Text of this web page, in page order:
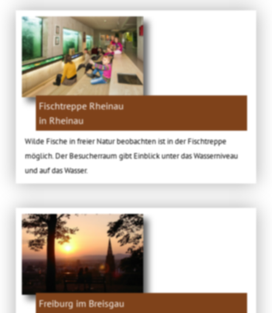
Fischtreppe Rheinau
in Rheinau
Wilde Fische in freier Natur beobachten ist in der Fischtreppe
möglich. Der Besucherraum gibt Einblick unter das Wasserniveau
und auf das Wasser.
Freiburg im Breisgau